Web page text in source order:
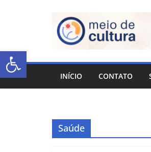
Abrir a barra de
INÍCIO CONTATO
Saúde